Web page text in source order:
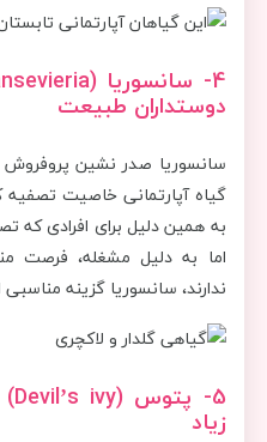
4- سانسوریا (
دوستداران طبیعت
گیاه آپارتمانی خاصیت
به همین دلیل برای افرادی که
اما به دلیل مشغله، فرصت
ندارند، سانسوریا گزینه
5- پتوس ( Devil’s ivy
زیاد